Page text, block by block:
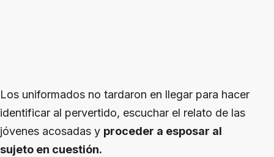
Los uniformados no tardaron en llegar para hacer
identificar al pervertido, escuchar el relato de las
jóvenes acosadas y proceder a esposar al
sujeto en cuestión.